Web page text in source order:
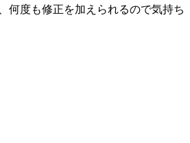
何度も修正を加えられるので気持ち